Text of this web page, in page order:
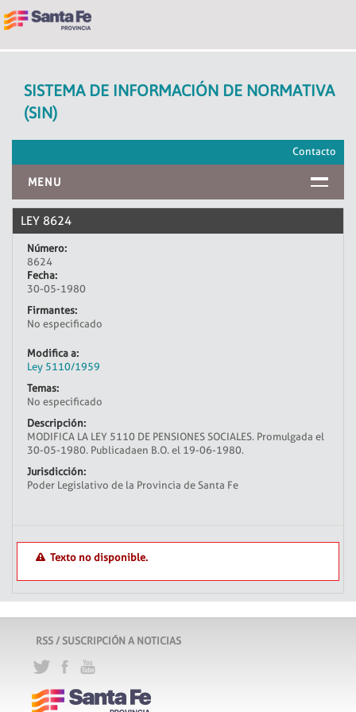
SISTEMA DE INFORMACIÓN DE NORMATIVA
(SIN)
Contacto
MENU
INICIO
LEY 8624
Número:
8624
Fecha:
30-05-1980
Firmantes:
No especificado
Modifica a:
Ley 5110/1959
Temas:
No especificado
Descripción:
MODIFICA LA LEY 5110 DE PENSIONES SOCIALES. Promulgada el
30-05-1980. Publicadaen B.O. el 19-06-1980.
Jurisdicción:
Poder Legislativo de la Provincia de Santa Fe
Texto no disponible.
RSS / SUSCRIPCIÓN A NOTICIAS